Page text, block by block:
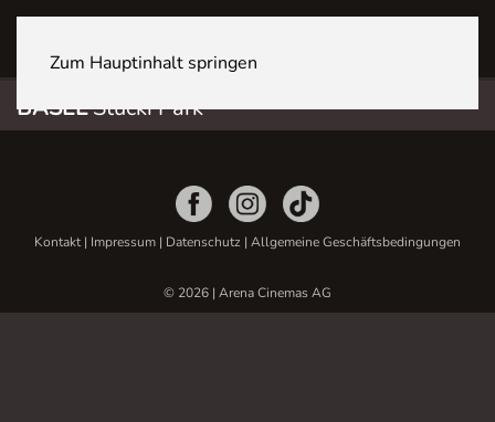
Zum Hauptinhalt springen
BASELStücki Park
Kontakt| Impressum | Datenschutz | Allgemeine Geschäftsbedingungen
© 2026 | Arena Cinemas AG